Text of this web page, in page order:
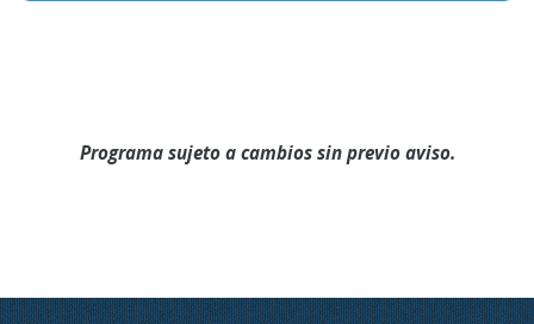
Programa sujeto a cambios sin previo aviso.